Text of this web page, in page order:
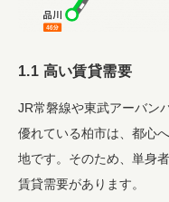
1.1 高い賃貸需要
JR常磐線や東武アーバン
優れている柏市は、都心
地です。そのため、単身
賃貸需要があります。